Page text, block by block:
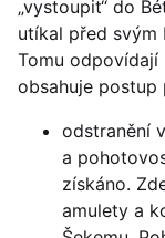
„vystoupit“ do
utíkal před svým
Tomu odpovídají
obsahuje postup
odstranění
a
získáno.
amulety a